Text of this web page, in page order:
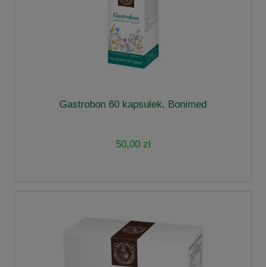
Gastrobon 60 kapsułek, Bonimed
50,00 zł